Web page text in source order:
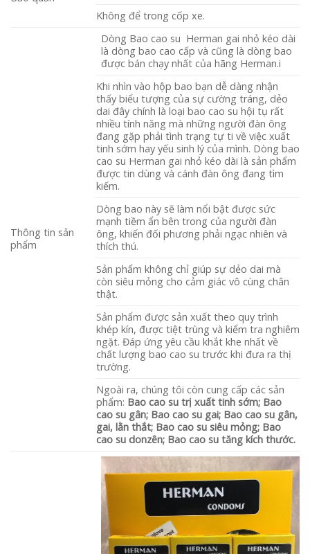
Không để trong cốp xe.
Thông tin sản
phẩm
Dòng Bao cao su Herman gai nhỏ kéo dài
là dòng bao cao cấp và cũng là dòng bao
được bán chạy nhất của hãng Herman.i
Khi nhìn vào hộp bao bạn dễ dàng nhận
thấy biểu tượng của sự cường tráng, dẻo
dai đây chính là loại bao cao su hội tụ rất
nhiều tính năng mà những người đàn ông
đang gặp phải tình trạng tự ti về việc xuất
tinh sớm hay yếu sinh lý của mình. Dòng bao
cao su Herman gai nhỏ kéo dài là sản phẩm
được tin dùng và cánh đàn ông đang tìm
kiếm.
Dòng bao này sẽ làm nổi bật được sức
mạnh tiềm ẩn bên trong của người đàn
ông, khiến đối phương phải ngạc nhiên và
thích thú.
Sản phẩm không chỉ giúp sự dẻo dai mà
còn siêu mỏng cho cảm giác vô cùng chân
thật.
Sản phẩm được sản xuất theo quy trình
khép kín, được tiệt trùng và kiểm tra nghiêm
ngặt. Đáp ứng yêu cầu khắt khe nhất về
chất lượng bao cao su trước khi đưa ra thị
trường.
Ngoài ra, chúng tôi còn cung cấp các sản
phẩm: Bao cao su trị xuất tinh sớm; Bao
cao su gân; Bao cao su gai; Bao cao su gân,
gai, lằn thắt; Bao cao su siêu mỏng; Bao
cao su donzên; Bao cao su tăng kích thước.